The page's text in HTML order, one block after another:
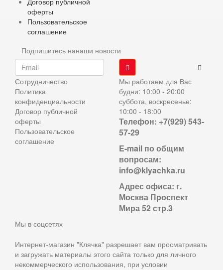
оферты
Пользовательское
соглашение
Подпишитесь нанаши новости
Сотрудничество
Политика
конфиденциальности
Договор публичной
оферты
Пользовательское
соглашение
Мы работаем для Вас
будни: 10:00 - 20:00
суббота, воскресенье:
10:00 - 18:00
Телефон: +7(929) 543-
57-29
E-mail по общим
вопросам:
info@klyachka.ru
Адрес офиса: г.
Москва Проспект
Мира 52 стр.3
Мы в соцсетях
Интернет-магазин "Клячка" разрешает вам просматривать
и загружать материалы этого сайта только для личного
некоммерческого использования, при условии